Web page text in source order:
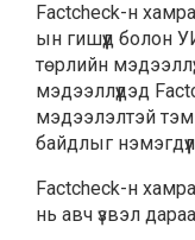
Factcheck-н
ын гишүүд болон
төрлийн
мэдээллүүдэд
мэдээлэлтэй
байдлыг
Factcheck-н
нь авч үзвэл